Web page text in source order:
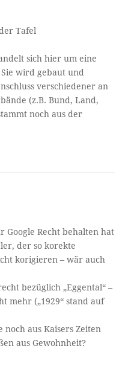
Tafel
sich hier um eine
wird gebaut und
verschiedener an
(z.B. Bund, Land,
noch aus der
Google Recht behalten hat
der so korekte
korigieren – wär auch
bezüglich „Eggental“ –
mehr („1929“ stand auf
noch aus Kaisers Zeiten
aus Gewohnheit?